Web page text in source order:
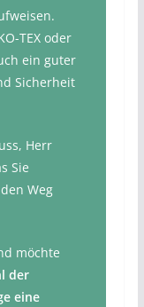
TEX oder
ein guter
Sicherheit
Herr
Sie
Weg
möchte
der
eine